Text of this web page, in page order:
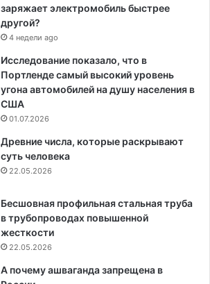
заряжает электромобиль быстрее
другой?
4 недели ago
Исследование показало, что в
Портленде самый высокий уровень
угона автомобилей на душу населения в
США
01.07.2026
Древние числа, которые раскрывают
суть человека
22.05.2026
Бесшовная профильная стальная труба
в трубопроводах повышенной
жесткости
22.05.2026
А почему ашваганда запрещена в